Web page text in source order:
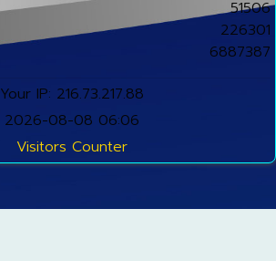
51506
226301
6887387
Your IP: 216.73.217.88
2026-08-08 06:06
Visitors Counter